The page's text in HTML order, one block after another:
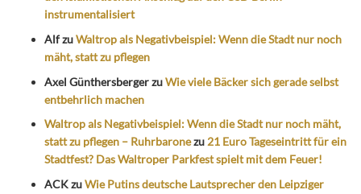
instrumentalisiert
AlfzuWaltrop als Negativbeispiel: Wenn die Stadt nur noch
mäht, statt zu pflegen
Axel GünthersbergerzuWie viele Bäcker sich gerade selbst
entbehrlich machen
Waltrop als Negativbeispiel: Wenn die Stadt nur noch mäht,
statt zu pflegen – Ruhrbaronezu 21 Euro Tageseintritt für ein
Stadtfest? Das Waltroper Parkfest spielt mit dem Feuer!
ACKzuWie Putins deutsche Lautsprecher den Leipziger